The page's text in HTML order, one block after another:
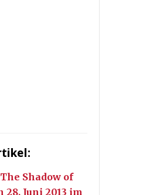
Shadow of
28. Juni 2013 im